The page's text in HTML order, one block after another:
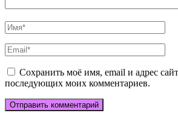
Сохранить моё имя, email и адрес
последующих моих комментариев.